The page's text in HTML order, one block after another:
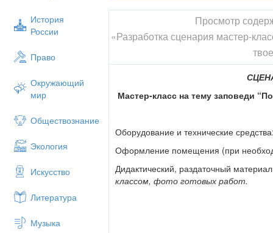
История
России
Право
Окружающий
мир
Обществознание
Экология
Искусство
Литература
Музыка
Просмотр
«Разработка сценария мастер-
Мастер-класс на тему заповеди
Оборудование и технические
Оформление помещения (при
Дидактический, раздаточный
классом, фото готовых работ.